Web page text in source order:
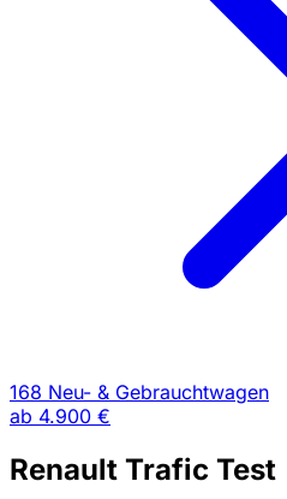
168 Neu- & Gebrauchtwagen
ab 4.900 €
Renault Trafic Test